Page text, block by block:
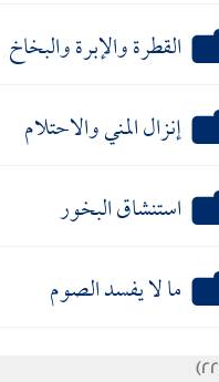
القطرة والإبرة والبخاخ
إنزال المني والاحتلام
استنشاق البخور
ما لا يفسد الصوم